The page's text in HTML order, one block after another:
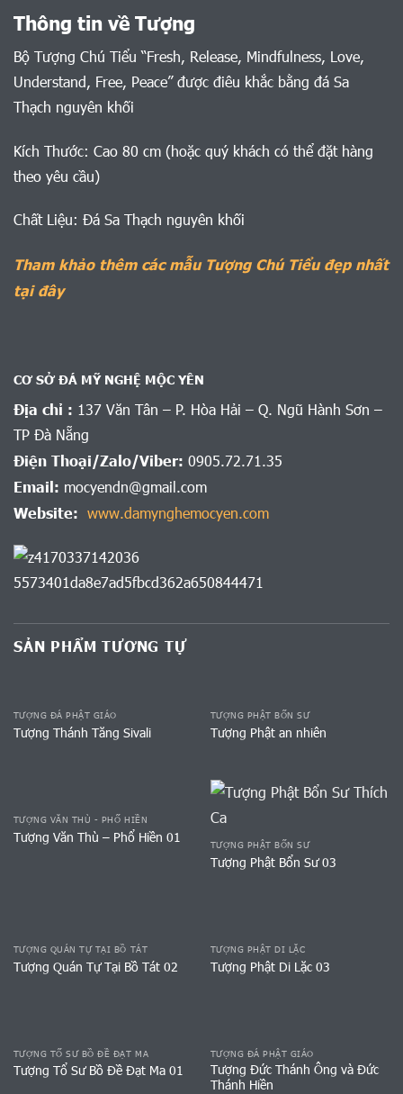
Thông tin về Tượng
Bộ Tượng Chú Tiểu “Fresh, Release, Mindfulness, Love,
Understand, Free, Peace” được điêu khắc bằng đá Sa
Thạch nguyên khối
Kích Thước: Cao 80 cm (hoặc quý khách có thể đặt hàng
theo yêu cầu)
Chất Liệu: Đá Sa Thạch nguyên khối
Tham khảo thêm các mẫu Tượng Chú Tiểu đẹp nhất
tại đây
CƠ SỞ ĐÁ MỸ NGHỆ MỘC YÊN
Địa chỉ : 137 Văn Tân – P. Hòa Hải – Q. Ngũ Hành Sơn –
TP Đà Nẵng
Điện Thoại/Zalo/Viber: 0905.72.71.35
Email: mocyendn@gmail.com
Website: www.damynghemocyen.com
SẢN PHẨM TƯƠNG TỰ
TƯỢNG ĐÁ PHẬT GIÁO
Tượng Thánh Tăng Sivali
TƯỢNG PHẬT BỔN SƯ
Tượng Phật an nhiên
TƯỢNG VĂN THÙ - PHỔ HIỀN
Tượng Văn Thù – Phổ Hiền 01 TƯỢNG PHẬT BỔN SƯ
Tượng Phật Bổn Sư 03
TƯỢNG QUÁN TỰ TẠI BỒ TÁT
Tượng Quán Tự Tại Bồ Tát 02
TƯỢNG PHẬT DI LẶC
Tượng Phật Di Lặc 03
TƯỢNG TỔ SƯ BỒ ĐỀ ĐẠT MA
Tượng Tổ Sư Bồ Đề Đạt Ma 01
TƯỢNG ĐÁ PHẬT GIÁO
Tượng Đức Thánh Ông và Đức
Thánh Hiền